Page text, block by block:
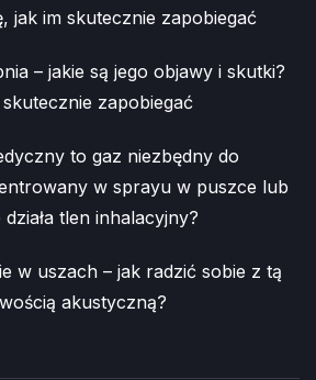
jak im skutecznie zapobiegać
– jakie są jego objawy i skutki?
zapobiegać
to gaz niezbędny do
w sprayu w puszce lub
tlen inhalacyjny?
w uszach – jak radzić sobie z tą
akustyczną?